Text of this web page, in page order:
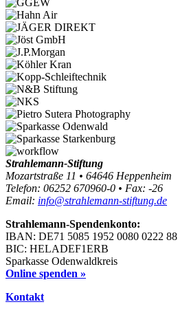
Strahlemann-Stiftung
Mozartstraße 11 • 64646 Heppenheim
Telefon: 06252 670960-0 • Fax: -26
Email: info@strahlemann-stiftung.de
Strahlemann-Spendenkonto:
IBAN: DE71 5085 1952 0080 0222 88
BIC: HELADEF1ERB
Sparkasse Odenwaldkreis
Online spenden »
Kontakt